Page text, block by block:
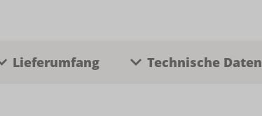
Lieferumfang Technische Daten